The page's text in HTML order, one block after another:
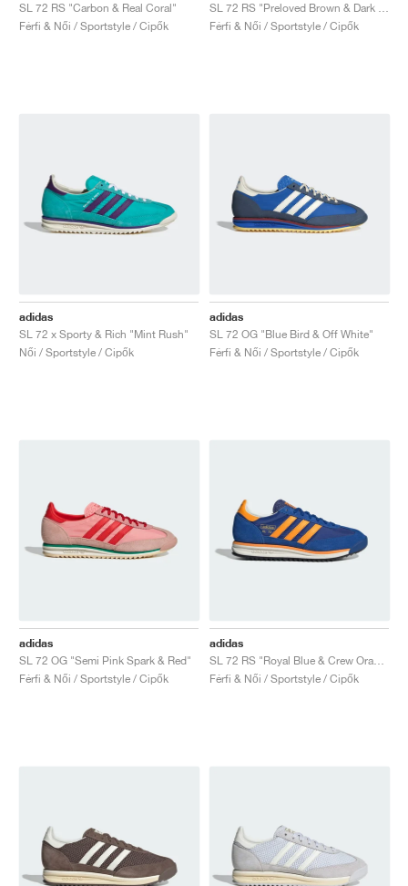
SL 72 RS "Carbon & Real Coral"
Férfi & Női / Sportstyle / Cipők
SL 72 RS "Preloved Brown & Dark Brown"
Férfi & Női / Sportstyle / Cipők
adidas
SL 72 x Sporty & Rich "Mint Rush"
Női / Sportstyle / Cipők
adidas
SL 72 OG "Blue Bird & Off White"
Férfi & Női / Sportstyle / Cipők
adidas
SL 72 OG "Semi Pink Spark & Red"
Férfi & Női / Sportstyle / Cipők
adidas
SL 72 RS "Royal Blue & Crew Orange"
Férfi & Női / Sportstyle / Cipők